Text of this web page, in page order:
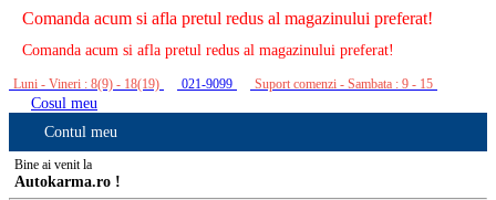
Comanda acum si afla pretul redus al magazinului preferat!
Comanda acum si afla pretul redus al magazinului preferat!
Luni - Vineri : 8(9) - 18(19) 021-9099 Suport comenzi - Sambata : 9 - 15
Cosul meu
Contul meu
Bine ai venit la
Autokarma.ro !